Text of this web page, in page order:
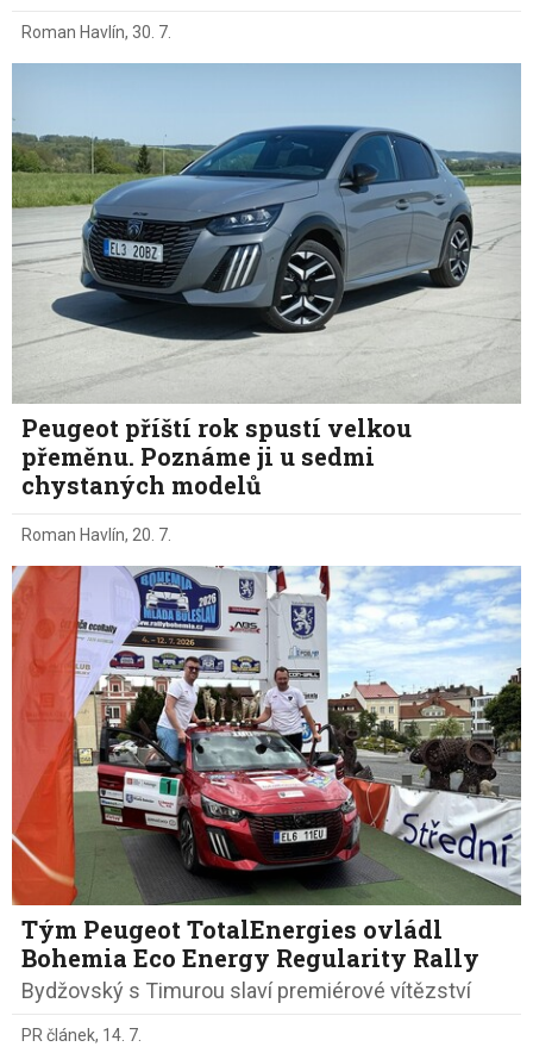
Roman Havlín, 30. 7.
Peugeot příští rok spustí velkou
přeměnu. Poznáme ji u sedmi
chystaných modelů
Roman Havlín, 20. 7.
Tým Peugeot TotalEnergies ovládl
Bohemia Eco Energy Regularity Rally
Bydžovský s Timurou slaví premiérové vítězství
PR článek, 14. 7.